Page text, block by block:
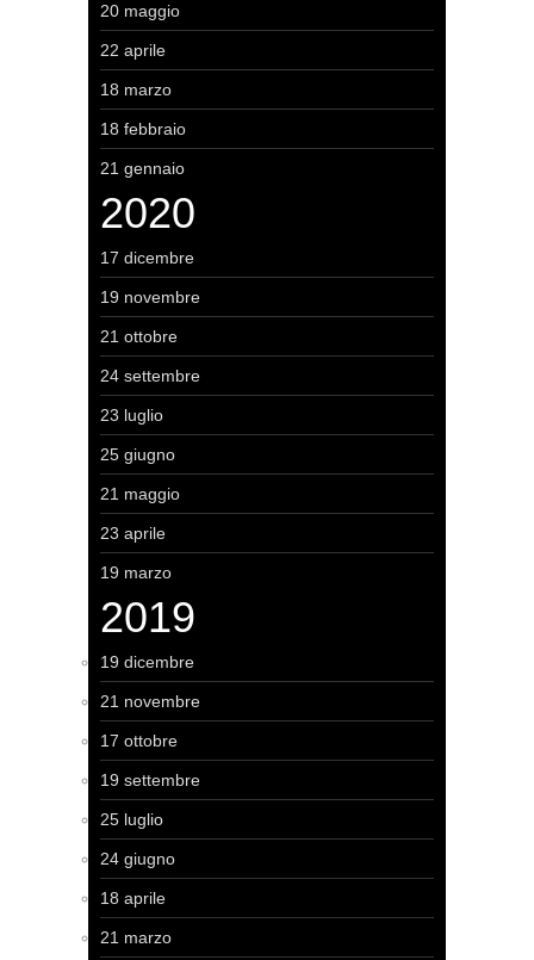
20 maggio
22 aprile
18 marzo
18 febbraio
21 gennaio
2020
17 dicembre
19 novembre
21 ottobre
24 settembre
23 luglio
25 giugno
21 maggio
23 aprile
19 marzo
2019
19 dicembre
21 novembre
17 ottobre
19 settembre
25 luglio
24 giugno
18 aprile
21 marzo